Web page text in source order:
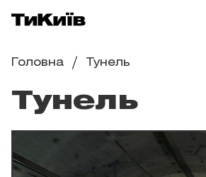
Головна Тунель
Тунель